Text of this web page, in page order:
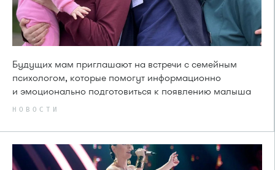
Будущих мам приглашают на встречи с семейным
психологом, которые помогут информационно
и эмоционально подготовиться к появлению малыша
НОВОСТИ